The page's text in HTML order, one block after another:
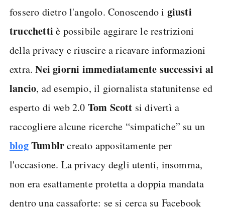
fossero dietro l'angolo. Conoscendo i giusti
trucchettiè possibile aggirare le restrizioni
della privacy e riuscire a ricavare informazioni
extra.Nei giorni immediatamente successivi al
lancio, ad esempio, il giornalista statunitense ed
esperto di web 2.0 Tom Scott si divertì a
raccogliere alcune ricerche “simpatiche” su un
blogTumblrcreato appositamente per
l'occasione. La privacy degli utenti, insomma,
non era esattamente protetta a doppia mandata
dentro una cassaforte: se si cerca su Facebook